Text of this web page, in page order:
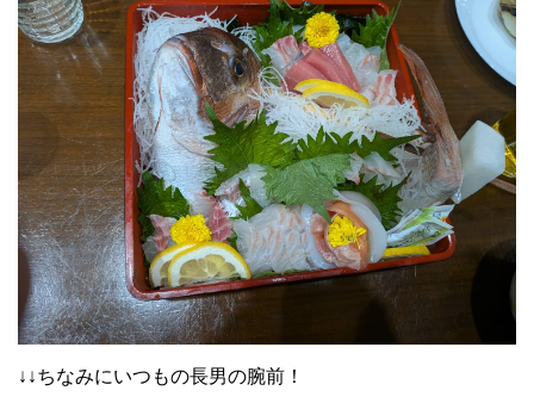
↓↓ちなみにいつもの長男の腕前！